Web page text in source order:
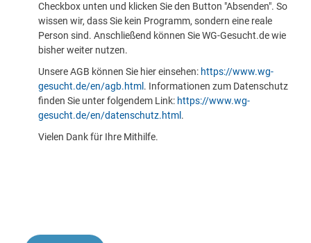
Checkbox unten und klicken Sie den Button "Absenden". So
wissen wir, dass Sie kein Programm, sondern eine reale
Person sind. Anschließend können Sie WG-Gesucht.de wie
bisher weiter nutzen.
Unsere AGB können Sie hier einsehen: https://www.wg-
gesucht.de/en/agb.html . Informationen zum Datenschutz
finden Sie unter folgendem Link: https://www.wg-
gesucht.de/en/datenschutz.html .
Vielen Dank für Ihre Mithilfe.